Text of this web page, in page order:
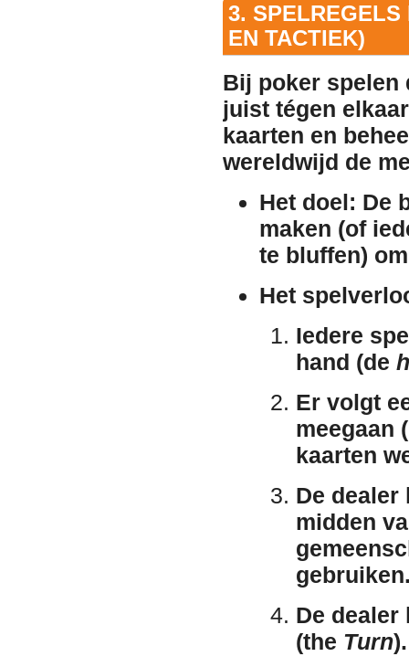
3.
EN TACTIEK)
Bij poker spelen
juist tégen
kaarten en
wereldwijd de
Het doel: De
maken (of
te bluffen)
Het
Iedere
hand (de
Er volgt
meegaan (
kaarten
De
midden
De
(the Turn